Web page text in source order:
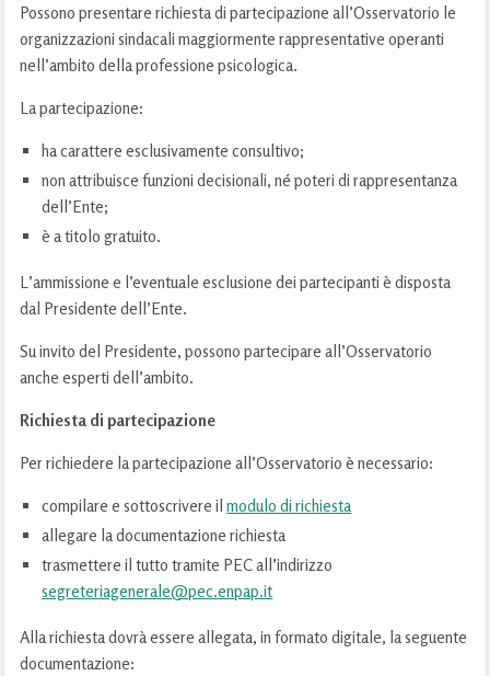
Possono presentare richiesta di partecipazione all’Osservatorio le
organizzazioni sindacali maggiormente rappresentative operanti
nell’ambito della professione psicologica.
La partecipazione:
ha carattere esclusivamente consultivo;
non attribuisce funzioni decisionali, né poteri di rappresentanza
dell’Ente;
è a titolo gratuito.
L’ammissione e l’eventuale esclusione dei partecipanti è disposta
dal Presidente dell’Ente.
Su invito del Presidente, possono partecipare all’Osservatorio
anche esperti dell’ambito.
Richiesta di partecipazione
Per richiedere la partecipazione all’Osservatorio è necessario:
compilare e sottoscrivere ilmodulo di richiesta
allegare la documentazione richiesta
trasmettere il tutto tramite PEC all’indirizzo
segreteriagenerale@pec.enpap.it
Alla richiesta dovrà essere allegata, in formato digitale, la seguente
documentazione: